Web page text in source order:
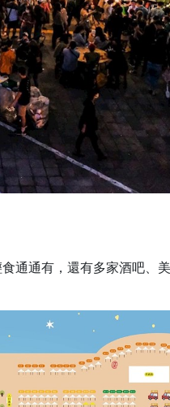
通通有，還有多家酒吧、